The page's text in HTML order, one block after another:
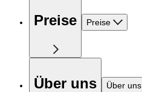
Preise Preise
Über uns Über uns